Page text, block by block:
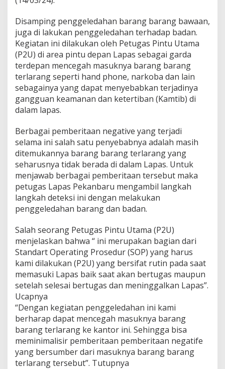
s
u
k
n
y
a
B
a
r
a
e
r
l
a
r
a
n
g
D
d
a
a
m
L
p
s
Disamping penggeledahan barang barang bawaan,
juga di lakukan penggeledahan terhadap badan.
Kegiatan ini dilakukan oleh Petugas Pintu Utama
(P2U) di area pintu depan Lapas sebagai garda
terdepan mencegah masuknya barang barang
terlarang seperti hand phone, narkoba dan lain
sebagainya yang dapat menyebabkan terjadinya
gangguan keamanan dan ketertiban (Kamtib) di
dalam lapas.
Berbagai pemberitaan negative yang terjadi
selama ini salah satu penyebabnya adalah masih
ditemukannya barang barang terlarang yang
seharusnya tidak berada di dalam Lapas. Untuk
menjawab berbagai pemberitaan tersebut maka
petugas Lapas Pekanbaru mengambil langkah
langkah deteksi ini dengan melakukan
penggeledahan barang dan badan.
Salah seorang Petugas Pintu Utama (P2U)
menjelaskan bahwa “ ini merupakan bagian dari
Standart Operating Prosedur (SOP) yang harus
kami dilakukan (P2U) yang bersifat rutin pada saat
memasuki Lapas baik saat akan bertugas maupun
setelah selesai bertugas dan meninggalkan Lapas”.
Ucapnya
“Dengan kegiatan penggeledahan ini kami
berharap dapat mencegah masuknya barang
barang terlarang ke kantor ini. Sehingga bisa
meminimalisir pemberitaan pemberitaan negatife
yang bersumber dari masuknya barang barang
terlarang tersebut”. Tutupnya